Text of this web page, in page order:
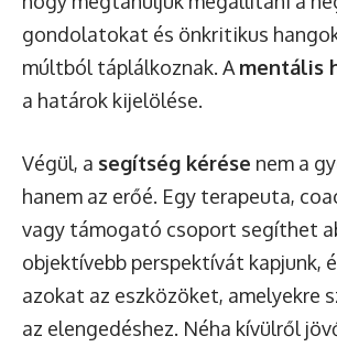
gondolatokat és önkritikus
múltból táplálkoznak. A mentális
a határok kijelölése.
Végül, a segítség kérése nem a
hanem az erőé. Egy terapeuta,
vagy támogató csoport segíthet
objektívebb perspektívát kapjunk,
azokat az eszközöket, amelyekre
az elengedéshez. Néha kívülről